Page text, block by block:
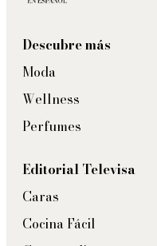
Descubre más
Moda
Wellness
Perfumes
Editorial Televisa
Caras
Cocina Fácil